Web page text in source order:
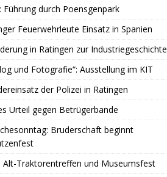
Führung durch Poensgenpark
Feuerwehrleute Einsatz in Spanien
in Ratingen zur Industriegeschichte
und Fotografie“: Ausstellung im KIT
der Polizei in Ratingen
Urteil gegen Betrügerbande
Bruderschaft beginnt
Alt-Traktorentreffen und Museumsfest